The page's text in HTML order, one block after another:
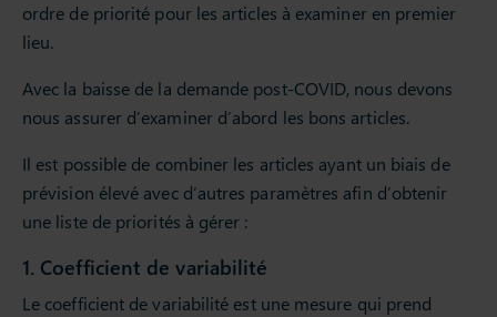
ordre de priorité pour les articles à examiner en premier
lieu.
Avec la baisse de la demande post-COVID, nous devons
nous assurer d’examiner d’abord les bons articles.
Il est possible de combiner les articles ayant un biais de
prévision élevé avec d’autres paramètres afin d’obtenir
une liste de priorités à gérer :
1. Coefficient de variabilité
Le coefficient de variabilité est une mesure qui prend